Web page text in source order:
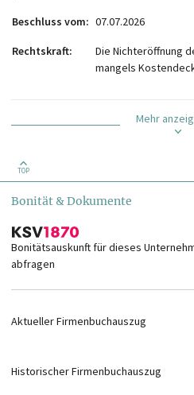
Beschluss vom 07.07.2026
Rechtskraft
Die Nichteröffnung
mangels
Mehr
TOP
Bonität & Dokumente
Bonitätsauskunft für dieses
abfragen
Aktueller Firmenbuchauszug
Historischer Firmenbuchauszug